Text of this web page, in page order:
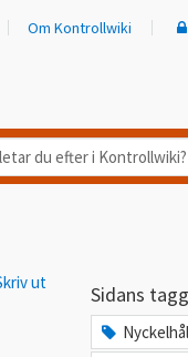
Om Kontrollwiki
ut Sidans